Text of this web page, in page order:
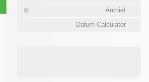
Archief
Datum Calculator